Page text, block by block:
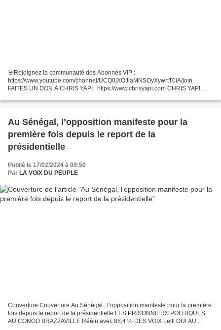
🚨Rejoignez la communauté des Abonnés VIP :
https://www.youtube.com/channel/UCQ0jXOJlaMNSOyXywrtT0iA/join
FAITES UN DON À CHRIS YAPI : https://www.chrisyapi.com CHRIS YAPI
vk.com/c.yapi DAILYMOTION...
Au Sénégal, l’opposition manifeste pour la
première fois depuis le report de la
présidentielle
Publié le 17/02/2024 à 09:50
Par LA VOIX DU PEUPLE
Couverture Couverture Au Sénégal , l’opposition manifeste pour la première
fois depuis le report de la présidentielle LES PRISONNIERS POLITIQUES
AU CONGO BRAZZAVILLE Réélu avec 88,4 % DES VOIX Lelll OUI AU